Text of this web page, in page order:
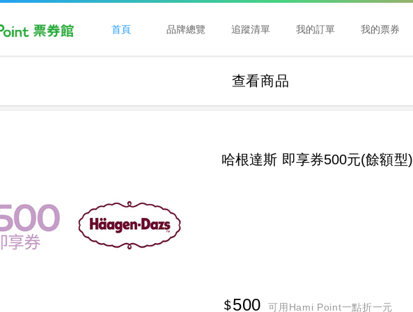
首頁 品牌總覽 追蹤清單 我的訂單 我的票券
查看商品
哈根達斯 即享券500元(餘額型)
500 可用Hami Point一點折一元